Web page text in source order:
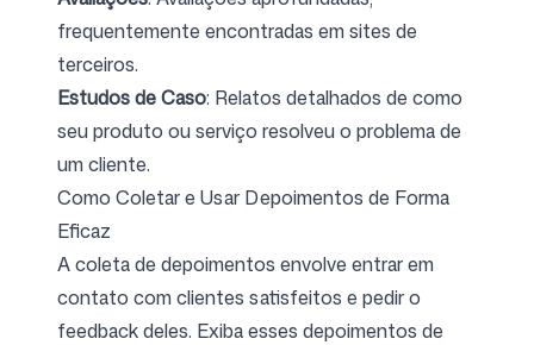
frequentemente encontradas em sites de
terceiros.
Estudos de Caso: Relatos detalhados de como
seu produto ou serviço resolveu o problema de
um cliente.
Como Coletar e Usar Depoimentos de Forma
Eficaz
A coleta de depoimentos envolve entrar em
contato com clientes satisfeitos e pedir o
feedback deles. Exiba esses depoimentos de